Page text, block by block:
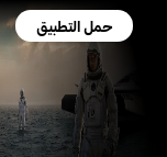
حمل التطبيق